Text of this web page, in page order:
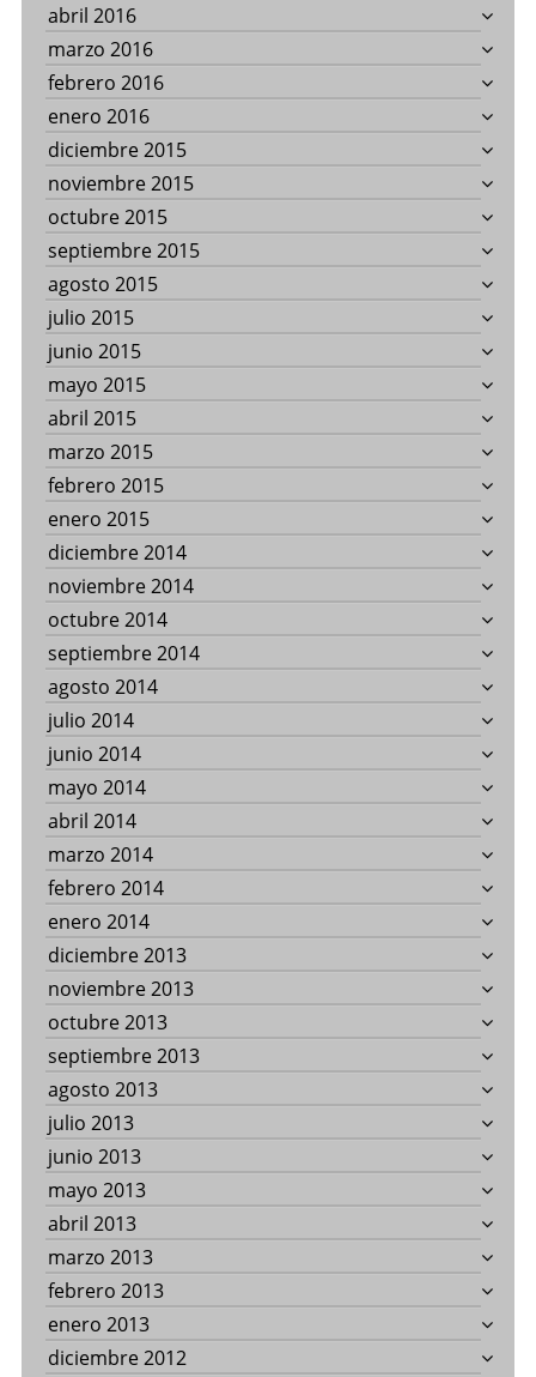
abril 2016
marzo 2016
febrero 2016
enero 2016
diciembre 2015
noviembre 2015
octubre 2015
septiembre 2015
agosto 2015
julio 2015
junio 2015
mayo 2015
abril 2015
marzo 2015
febrero 2015
enero 2015
diciembre 2014
noviembre 2014
octubre 2014
septiembre 2014
agosto 2014
julio 2014
junio 2014
mayo 2014
abril 2014
marzo 2014
febrero 2014
enero 2014
diciembre 2013
noviembre 2013
octubre 2013
septiembre 2013
agosto 2013
julio 2013
junio 2013
mayo 2013
abril 2013
marzo 2013
febrero 2013
enero 2013
diciembre 2012